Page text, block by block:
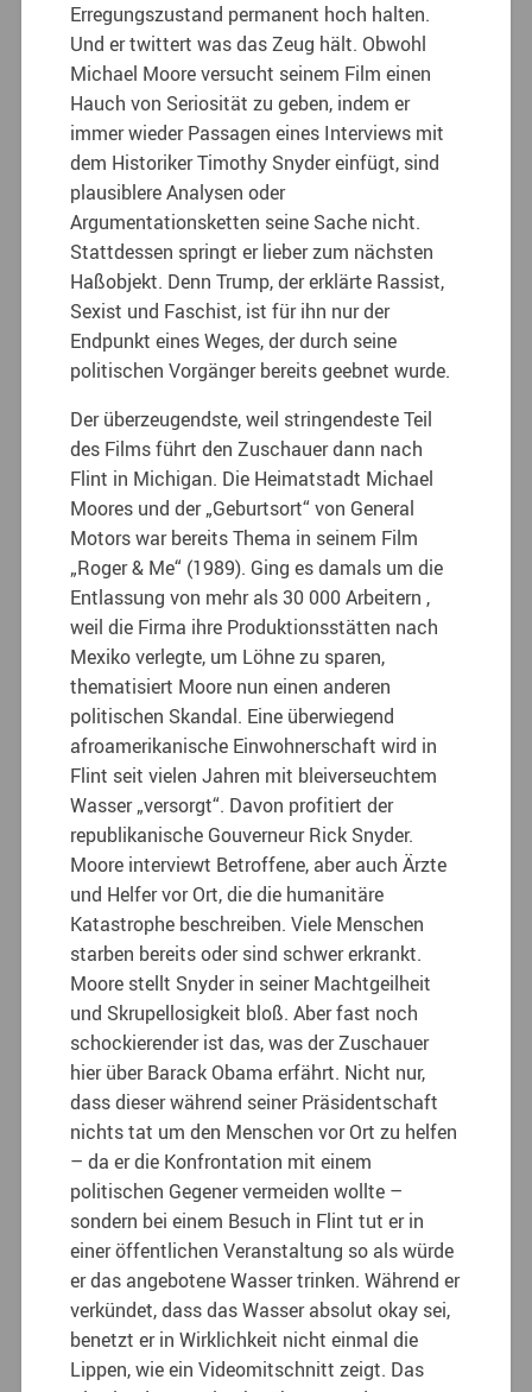
Erregungszustand permanent hoch halten.
Und er twittert was das Zeug hält. Obwohl
Michael Moore versucht seinem Film einen
Hauch von Seriosität zu geben, indem er
immer wieder Passagen eines Interviews mit
dem Historiker Timothy Snyder einfügt, sind
plausiblere Analysen oder
Argumentationsketten seine Sache nicht.
Stattdessen springt er lieber zum nächsten
Haßobjekt. Denn Trump, der erklärte Rassist,
Sexist und Faschist, ist für ihn nur der
Endpunkt eines Weges, der durch seine
politischen Vorgänger bereits geebnet wurde.
Der überzeugendste, weil stringendeste Teil
des Films führt den Zuschauer dann nach
Flint in Michigan. Die Heimatstadt Michael
Moores und der „Geburtsort“ von General
Motors war bereits Thema in seinem Film
„Roger & Me“ (1989). Ging es damals um die
Entlassung von mehr als 30 000 Arbeitern ,
weil die Firma ihre Produktionsstätten nach
Mexiko verlegte, um Löhne zu sparen,
thematisiert Moore nun einen anderen
politischen Skandal. Eine überwiegend
afroamerikanische Einwohnerschaft wird in
Flint seit vielen Jahren mit bleiverseuchtem
Wasser „versorgt“. Davon profitiert der
republikanische Gouverneur Rick Snyder.
Moore interviewt Betroffene, aber auch Ärzte
und Helfer vor Ort, die die humanitäre
Katastrophe beschreiben. Viele Menschen
starben bereits oder sind schwer erkrankt.
Moore stellt Snyder in seiner Machtgeilheit
und Skrupellosigkeit bloß. Aber fast noch
schockierender ist das, was der Zuschauer
hier über Barack Obama erfährt. Nicht nur,
dass dieser während seiner Präsidentschaft
nichts tat um den Menschen vor Ort zu helfen
– da er die Konfrontation mit einem
politischen Gegener vermeiden wollte –
sondern bei einem Besuch in Flint tut er in
einer öffentlichen Veranstaltung so als würde
er das angebotene Wasser trinken. Während er
verkündet, dass das Wasser absolut okay sei,
benetzt er in Wirklichkeit nicht einmal die
Lippen, wie ein Videomitschnitt zeigt. Das